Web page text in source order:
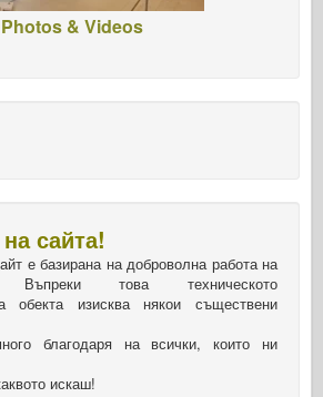
& Videos
сайта!
е базирана на доброволна работа на
Въпреки това техническото
обекта изисква някои съществени
благодаря на всички, които ни
искаш!